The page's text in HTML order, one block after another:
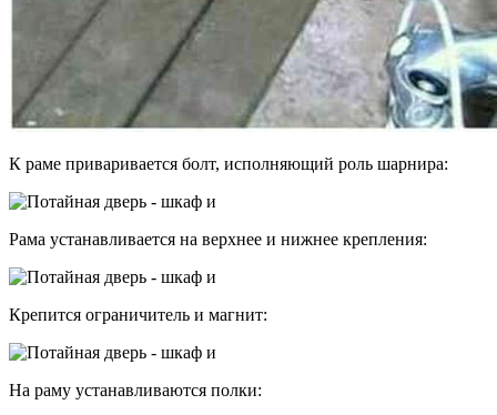
К раме приваривается болт, исполняющий роль шарнира:
Рама устанавливается на верхнее и нижнее крепления:
Крепится ограничитель и магнит:
На раму устанавливаются полки: